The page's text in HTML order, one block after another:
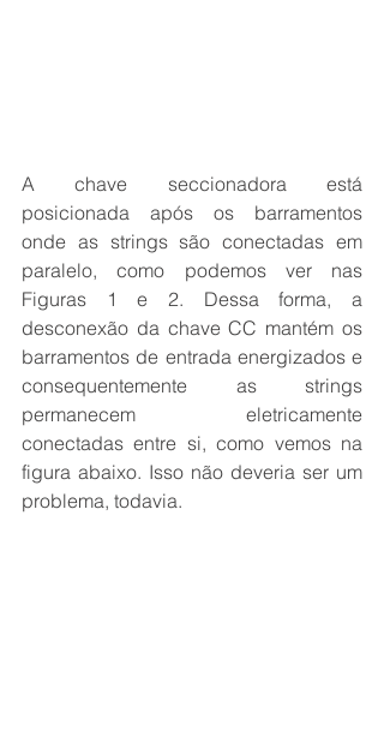
A chave seccionadora está
posicionada após os barramentos
onde as strings são conectadas em
paralelo, como podemos ver nas
Figuras 1 e 2. Dessa forma, a
desconexão da chave CC mantém os
barramentos de entrada energizados e
consequentemente as strings
permanecem eletricamente
conectadas entre si, como vemos na
figura abaixo. Isso não deveria ser um
problema, todavia.